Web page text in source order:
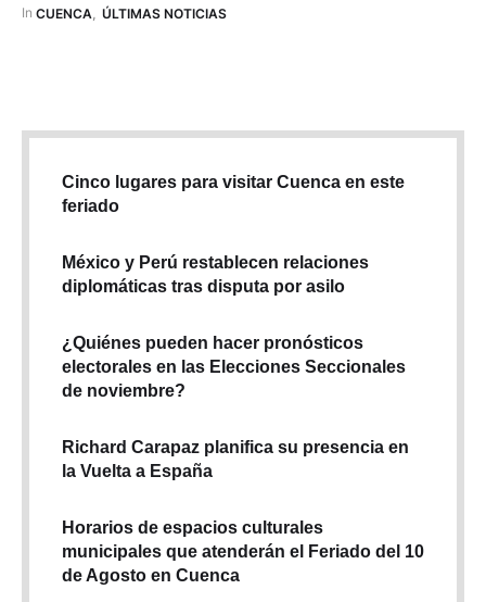
período de seis meses mientras se cumple la sanción de
In CUENCA ÚLTIMAS NOTICIAS
Cinco lugares para visitar Cuenca en este
feriado
México y Perú restablecen relaciones
diplomáticas tras disputa por asilo
¿Quiénes pueden hacer pronósticos
electorales en las Elecciones Seccionales
de noviembre?
Richard Carapaz planifica su presencia en
la Vuelta a España
Horarios de espacios culturales
municipales que atenderán el Feriado del 10
de Agosto en Cuenca